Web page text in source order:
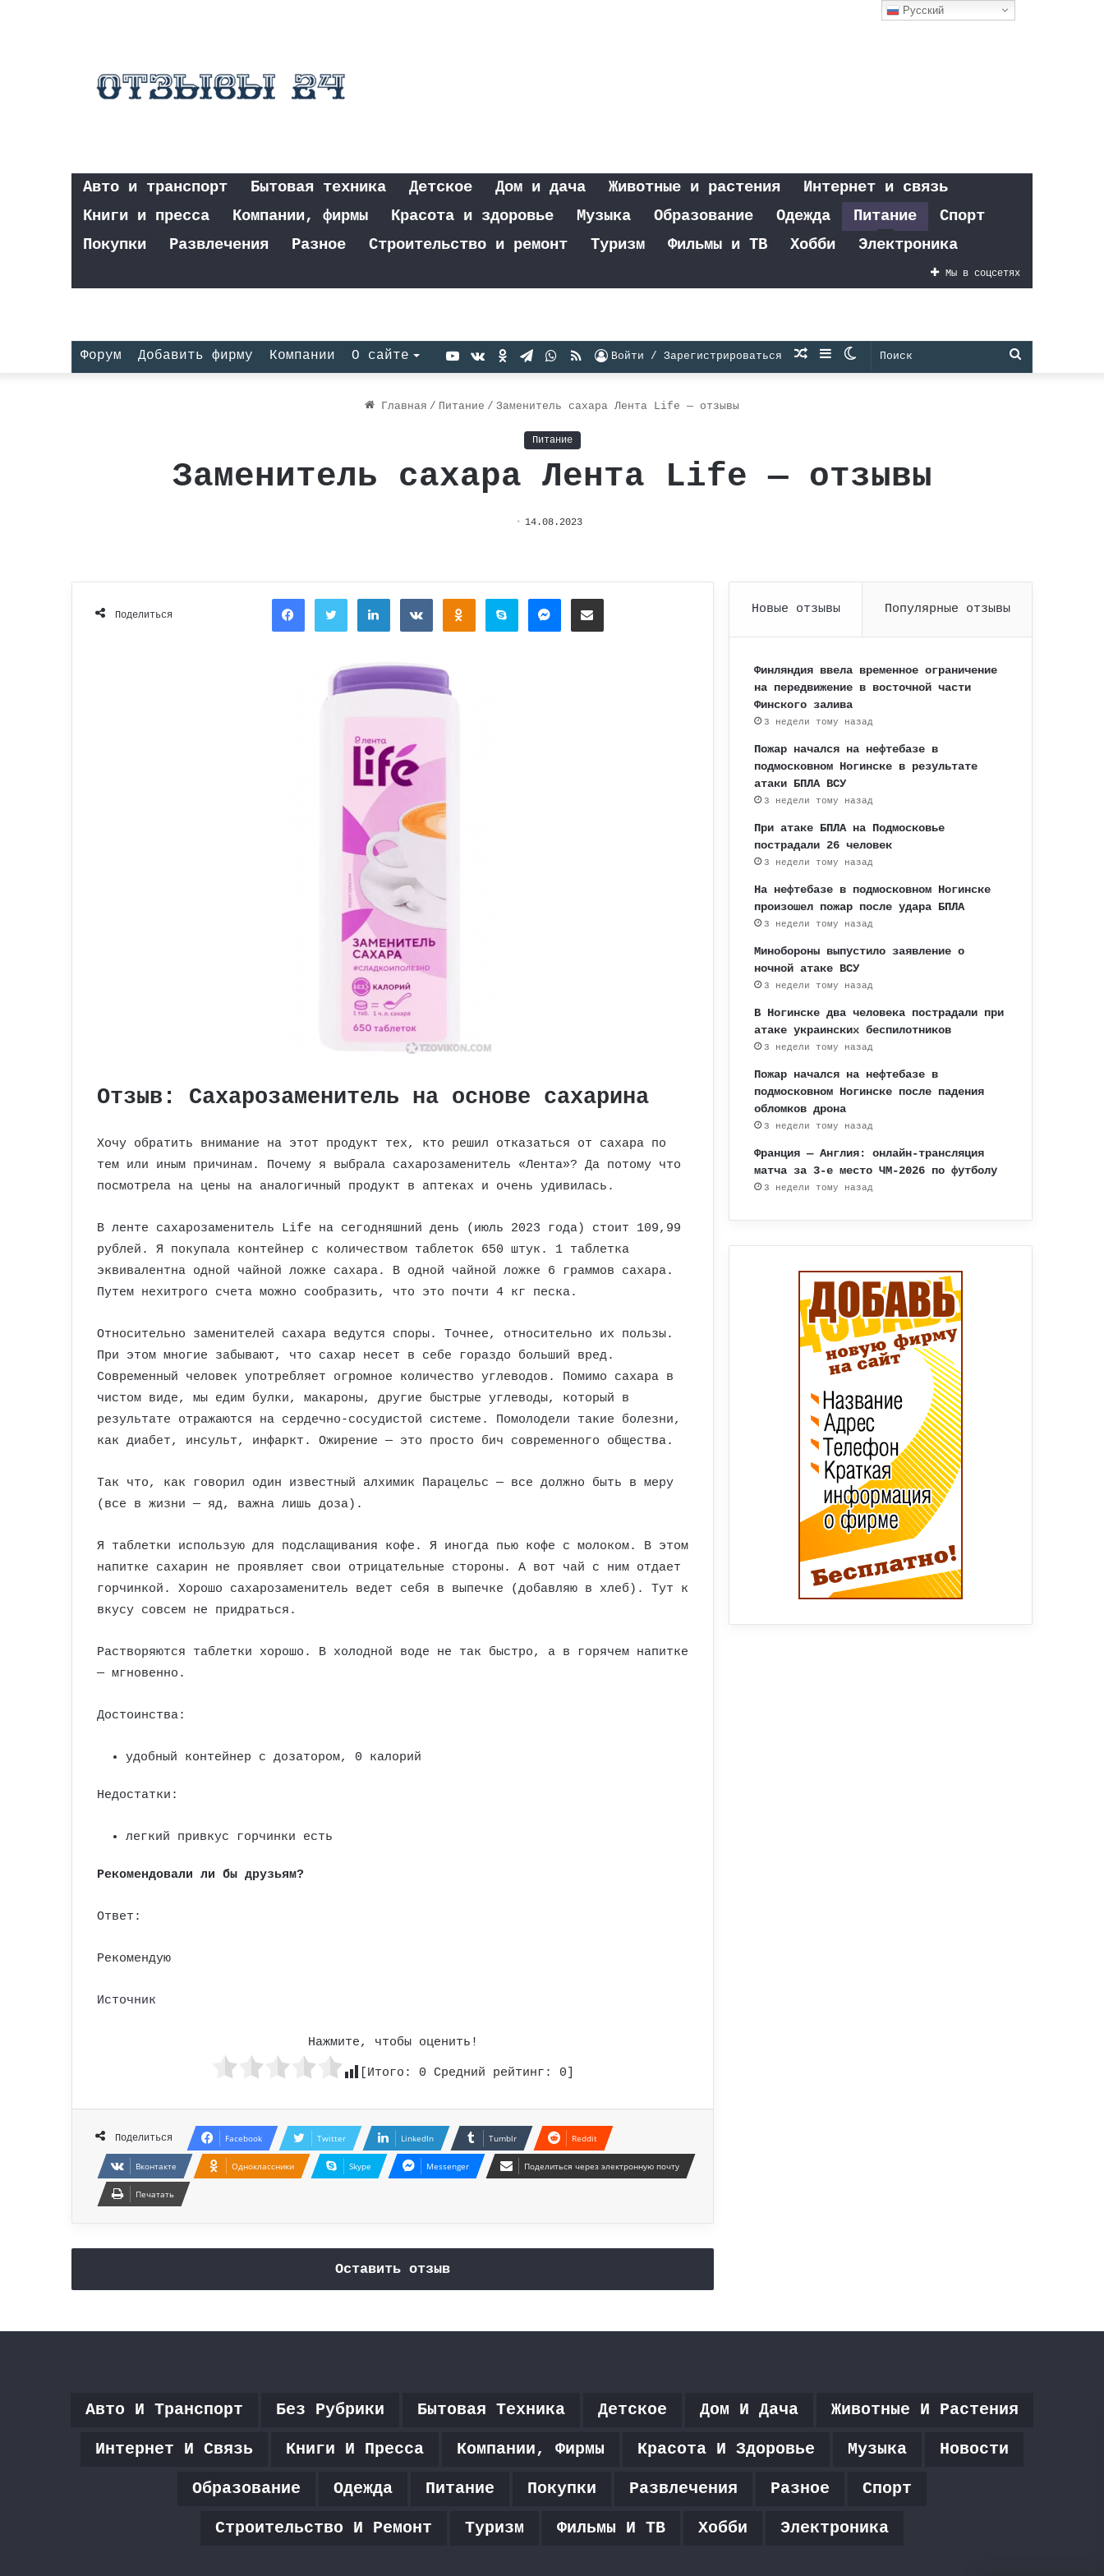
Авто и транспорт Бытовая техника Детское Дом и дача Животные и растения
Интернет и связь
Книги и пресса
Компании, фирмы Красота и здоровье Музыка Образование Одежда Питание
Спорт
Покупки
Развлечения Разное Строительство и ремонт Туризм Фильмы и ТВ Хобби Электроника
Мы в соцсетях
Форум Добавить фирму Компании О сайте Поиск
Switch
Sidebar
Случайная
Войти / Зарегистрироваться
RSS
WhatsApp
Telegram
Одноклассники
vk.com
YouTube
Главная / Питание / Заменитель сахара Лента Life — отзывы
Питание
Заменитель сахара Лента Life — отзывы
14.08.2023
Поделиться
FacebookTwitterLinkedInВконтактеОдноклассники
Skype MessengerПоделиться через электронную почту
Отзыв: Сахарозаменитель на основе сахарина
Хочу обратить внимание на этот продукт тех, кто решил отказаться от сахара по
тем или иным причинам. Почему я выбрала сахарозаменитель «Лента»? Да потому что
посмотрела на цены на аналогичный продукт в аптеках и очень удивилась.
В ленте сахарозаменитель Life на сегодняшний день (июль 2023 года) стоит 109,99
рублей. Я покупала контейнер с количеством таблеток 650 штук. 1 таблетка
эквивалентна одной чайной ложке сахара. В одной чайной ложке 6 граммов сахара.
Путем нехитрого счета можно сообразить, что это почти 4 кг песка.
Относительно заменителей сахара ведутся споры. Точнее, относительно их пользы.
При этом многие забывают, что сахар несет в себе гораздо больший вред.
Современный человек употребляет огромное количество углеводов. Помимо сахара в
чистом виде, мы едим булки, макароны, другие быстрые углеводы, который в
результате отражаются на сердечно-сосудистой системе. Помолодели такие болезни,
как диабет, инсульт, инфаркт. Ожирение — это просто бич современного общества.
Так что, как говорил один известный алхимик Парацельс — все должно быть в меру
(все в жизни — яд, важна лишь доза).
Я таблетки использую для подслащивания кофе. Я иногда пью кофе с молоком. В этом
напитке сахарин не проявляет свои отрицательные стороны. А вот чай с ним отдает
горчинкой. Хорошо сахарозаменитель ведет себя в выпечке (добавляю в хлеб). Тут к
вкусу совсем не придраться.
Растворяются таблетки хорошо. В холодной воде не так быстро, а в горячем напитке
— мгновенно.
Достоинства:
удобный контейнер с дозатором, 0 калорий
Недостатки:
легкий привкус горчинки есть
Рекомендовали ли бы друзьям?
Ответ:
Рекомендую
Источник
Нажмите, чтобы оценить!
[Итого: 0 Средний рейтинг: 0
Поделиться Facebook Twitter LinkedIn Tumblr Reddit
Вконтакте Одноклассники Skype Messenger Поделиться через электронную почту
Печатать
Оставить отзыв
Новые отзывы Популярные отзывы
Финляндия ввела временное ограничение
на передвижение в восточной части
Финского залива
3 недели тому назад
Пожар начался на нефтебазе в
подмосковном Ногинске в результате
атаки БПЛА ВСУ
3 недели тому назад
При атаке БПЛА на Подмосковье
пострадали 26 человек
3 недели тому назад
На нефтебазе в подмосковном Ногинске
произошел пожар после удара БПЛА
3 недели тому назад
Минобороны выпустило заявление о
ночной атаке ВСУ
3 недели тому назад
В Ногинске два человека пострадали при
атаке украинских беспилотников
3 недели тому назад
Пожар начался на нефтебазе в
подмосковном Ногинске после падения
обломков дрона
3 недели тому назад
Франция — Англия: онлайн-трансляция
матча за 3-е место ЧМ-2026 по футболу
3 недели тому назад
Авто И Транспорт Без Рубрики Бытовая Техника Детское Дом И Дача Животные И Растения
Интернет И Связь Книги И Пресса Компании, Фирмы Красота И Здоровье Музыка Новости
Образование Одежда Питание Покупки Развлечения Разное Спорт
Строительство И Ремонт Туризм Фильмы И ТВ Хобби Электроника
Русский